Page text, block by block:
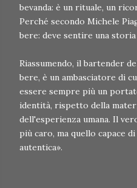
bevanda: è un rituale, un
Perché secondo Michele
bere: deve sentire una
Riassumendo, il bartender
bere, è un ambasciatore di
essere sempre più un
identità, rispetto della
dell'esperienza umana. Il
più caro, ma quello capace
autentica».